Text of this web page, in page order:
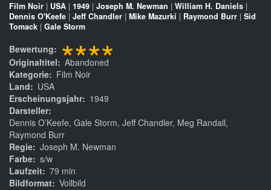
Film Noir | USA | 1949 | Joseph M. Newman | William H. Daniels |
Dennis O'Keefe | Jeff Chandler | Mike Mazurki | Raymond Burr | Sid
Tomack | Gale Storm
Bewertung ****
Originaltitel
Abandoned
Kategorie
Film Noir
Land
USA
Erscheinungsjahr
1949
Darsteller
Dennis O’Keefe, Gale Storm, Jeff Chandler, Meg Randall,
Raymond Burr
Regie Joseph M. Newman
Farbe s/w
Laufzeit 79 min
Bildformat Vollbild